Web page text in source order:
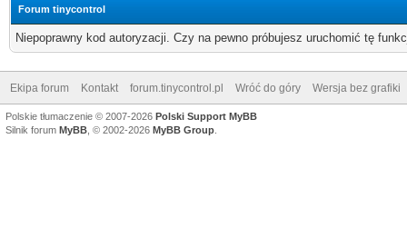
Forum tinycontrol
Niepoprawny kod autoryzacji. Czy na pewno próbujesz uruchomić tę
Ekipa forum Kontakt forum.tinycontrol.pl Wróć do góry Wersja bez grafiki
Polskie tłumaczenie © 2007-2026 Polski Support MyBB
Silnik forum MyBB , © 2002-2026 MyBB Group